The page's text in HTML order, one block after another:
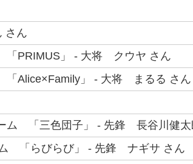
さん
「PRIMUS」 - 大将 クウヤ さん
「Alice×Family」 - 大将 まるる さん
ム 「三色団子」 - 先鋒 長谷川健太
「らびらび」 - 先鋒 ナギサ さん